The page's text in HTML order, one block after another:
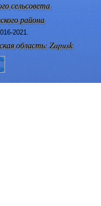
сельсовета
района
2021.
область: Zapusk